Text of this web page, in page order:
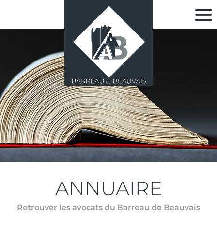
ANNUAIRE
Retrouver les avocats du Barreau de Beauvais